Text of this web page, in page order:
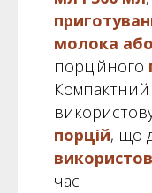
молока
порційного
порцій, що
час